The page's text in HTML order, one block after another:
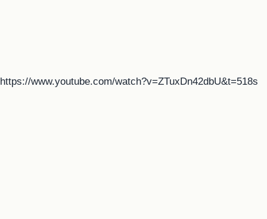
https://www.youtube.com/watch?v=ZTuxDn42dbU&t=518s